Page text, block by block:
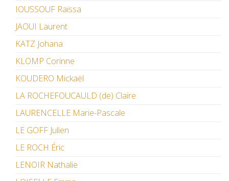
IOUSSOUF Raïssa
JAOUI Laurent
KATZ Johana
KLOMP Corinne
KOUDERO Mickaël
LA ROCHEFOUCAULD (de) Claire
LAURENCELLE Marie-Pascale
LE GOFF Julien
LE ROCH Éric
LENOIR Nathalie